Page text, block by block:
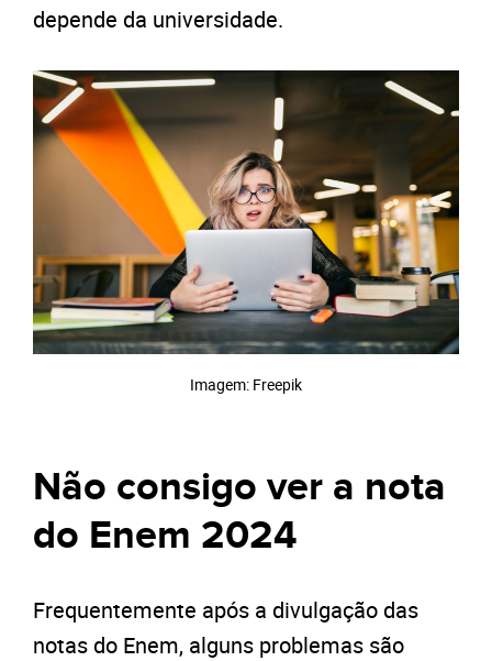
depende da universidade.
Imagem: Freepik
Não consigo ver a nota
do Enem 2024
Frequentemente após a divulgação das
notas do Enem, alguns problemas são